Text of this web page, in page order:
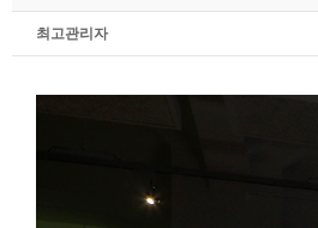
최고관리자